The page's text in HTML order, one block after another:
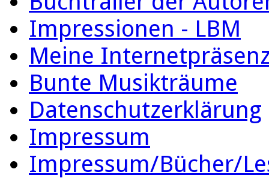
Impressionen - LBM
Meine
Bunte Musikträume
Datenschutzerklärung
Impressum
Impressum/Bücher/